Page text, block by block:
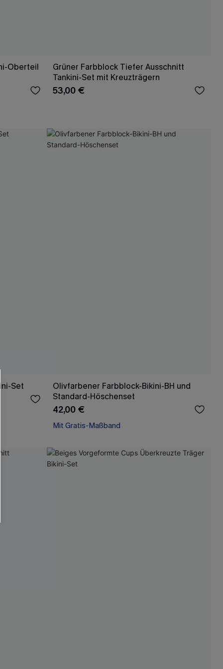
Oberteil
Grüner Farbblock Tiefer Ausschnitt
Tankini-Set mit Kreuzträgern
53,00 €
Set
Olivfarbener Farbblock-Bikini-BH und
Standard-Höschenset
42,00 €
Mit Gratis-Maßband
Mit Gratis-Maßband